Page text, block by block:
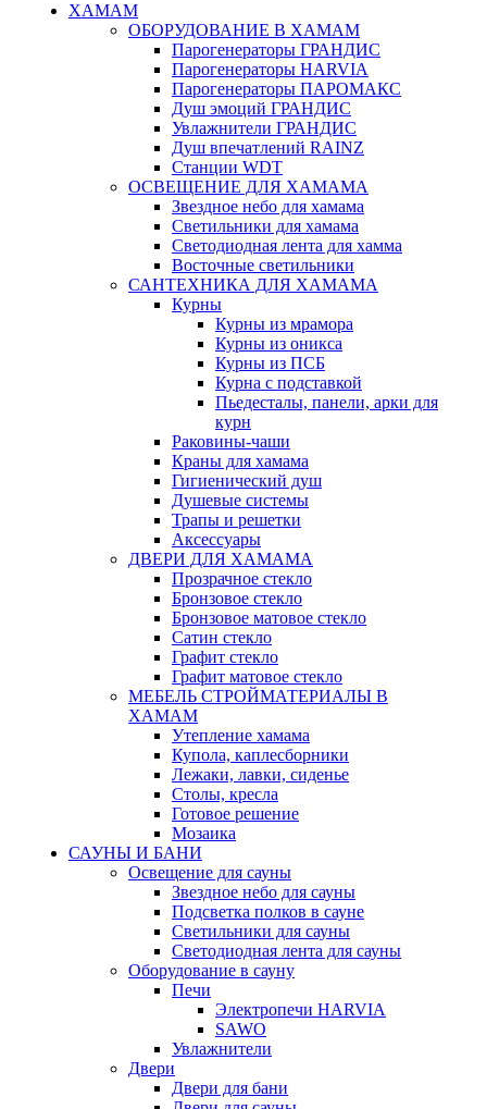
ХАМАМ
ОБОРУДОВАНИЕ В ХАМАМ
Парогенераторы ГРАНДИС
Парогенераторы HARVIA
Парогенераторы ПАРОМАКС
Душ эмоций ГРАНДИС
Увлажнители ГРАНДИС
Душ впечатлений RAINZ
Станции WDT
ОСВЕЩЕНИЕ ДЛЯ ХАМАМА
Звездное небо для хамама
Светильники для хамама
Светодиодная лента для хамма
Восточные светильники
САНТЕХНИКА ДЛЯ ХАМАМА
Курны
Курны из мрамора
Курны из оникса
Курны из ПСБ
Курна с подставкой
Пьедесталы, панели, арки для
курн
Раковины-чаши
Краны для хамама
Гигиенический душ
Душевые системы
Трапы и решетки
Аксессуары
ДВЕРИ ДЛЯ ХАМАМА
Прозрачное стекло
Бронзовое стекло
Бронзовое матовое стекло
Сатин стекло
Графит стекло
Графит матовое стекло
МЕБЕЛЬ СТРОЙМАТЕРИАЛЫ В
ХАМАМ
Утепление хамама
Купола, каплесборники
Лежаки, лавки, сиденье
Столы, кресла
Готовое решение
Мозаика
САУНЫ И БАНИ
Освещение для сауны
Звездное небо для сауны
Подсветка полков в сауне
Светильники для сауны
Светодиодная лента для сауны
Оборудование в сауну
Печи
Электропечи HARVIA
SAWO
Увлажнители
Двери
Двери для бани